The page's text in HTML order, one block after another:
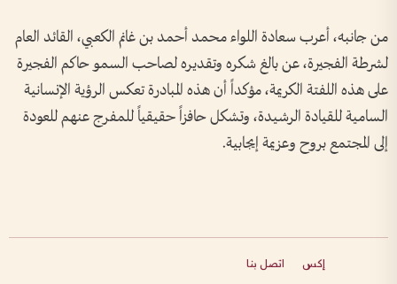
من جانبه، أعرب سعادة اللواء محمد أحمد بن غانم الكعبي، القائد العام
لشرطة الفجيرة، عن بالغ شكره وتقديره لصاحب السمو حاكم الفجيرة
على هذه اللفتة الكريمة، مؤكداً أن هذه المبادرة تعكس الرؤية الإنسانية
السامية للقيادة الرشيدة، وتشكل حافزاً حقيقياً للمفرج عنهم للعودة
إلى المجتمع بروح وعزيمة إيجابية.
إكس
اتصل بنا